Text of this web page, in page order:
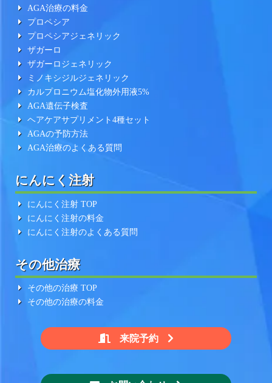
AGA治療の料金
プロペシア
プロペシアジェネリック
ザガーロ
ザガーロジェネリック
ミノキシジルジェネリック
カルプロニウム塩化物外用液5%
AGA遺伝子検査
ヘアケアサプリメント4種セット
AGAの予防方法
AGA治療のよくある質問
にんにく注射
にんにく注射 TOP
にんにく注射の料金
にんにく注射のよくある質問
その他治療
その他の治療 TOP
その他の治療の料金
来院予約